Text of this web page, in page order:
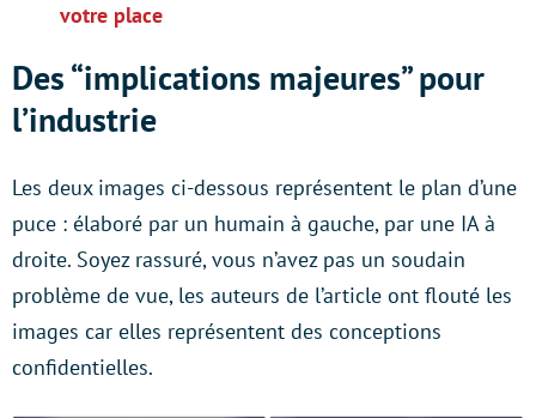
votre place
Des “implications majeures” pour
l’industrie
Les deux images ci-dessous représentent le plan d’une
puce : élaboré par un humain à gauche, par une IA à
droite. Soyez rassuré, vous n’avez pas un soudain
problème de vue, les auteurs de l’article ont flouté les
images car elles représentent des conceptions
confidentielles.